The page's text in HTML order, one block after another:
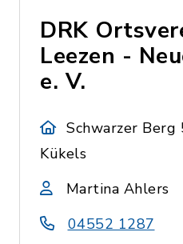
DRK
Leezen -
e. V.
Schwarzer Berg
Kükels
Martina Ahlers
04552 1287